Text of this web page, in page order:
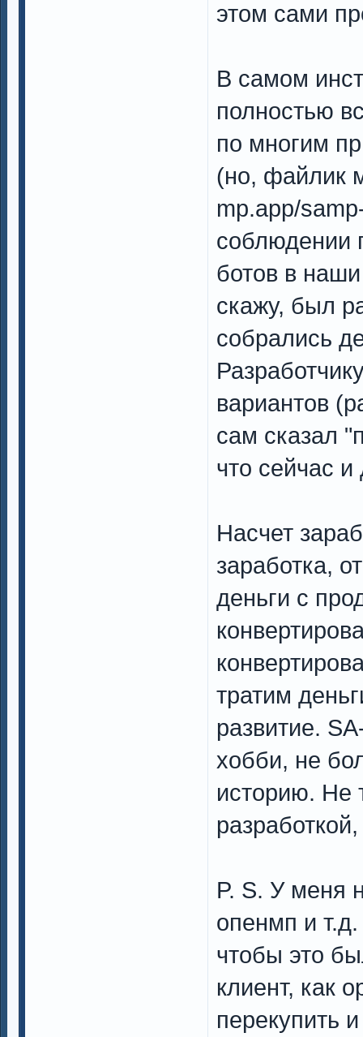
этом сами
В самом
полностью
по многим
(но, файлик
mp.app/
соблюдении
ботов в
скажу, был
собрались
вариантов
сам сказал
что сейчас и
Насчет
заработка,
деньги с
тратим
развитие.
хобби, не
историю. Не
P. S. У меня
опенмп и
чтобы это
клиент, как
перекупить